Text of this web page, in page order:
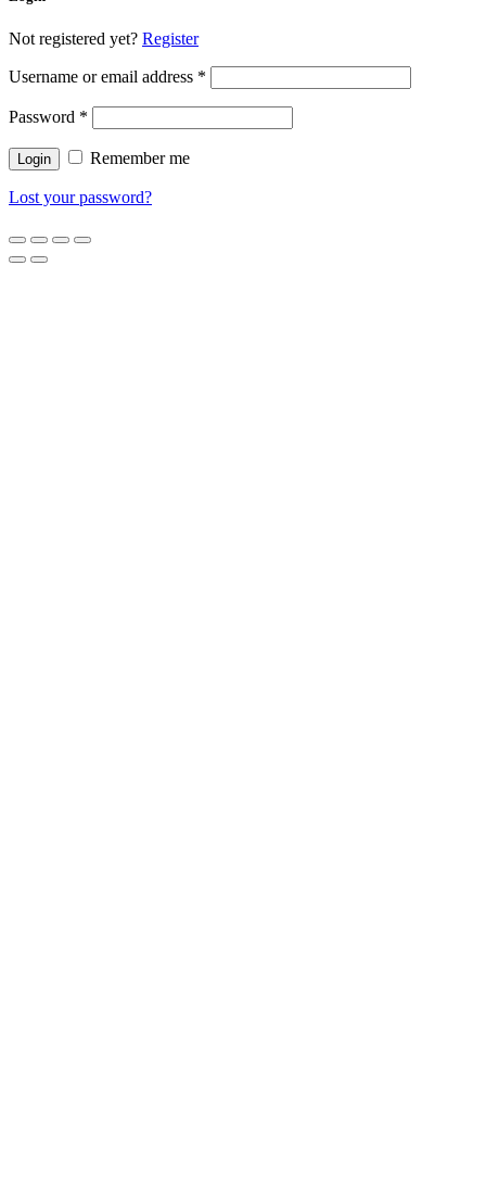
Not registered yet? Register
Username or email address *
Password *
Remember me
Lost your password?